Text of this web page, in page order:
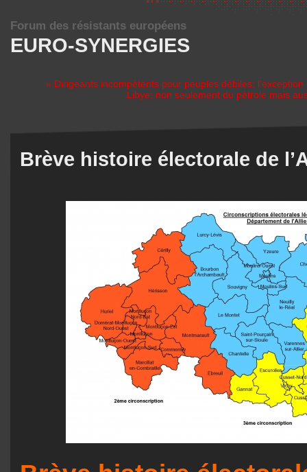
EURO-SYNERGIES
Forum des résistants européens
« Dirigeants incompétents pour peuples débiles: l’exception
Libye: non seulement du pétrole mais
Brève histoire électorale de